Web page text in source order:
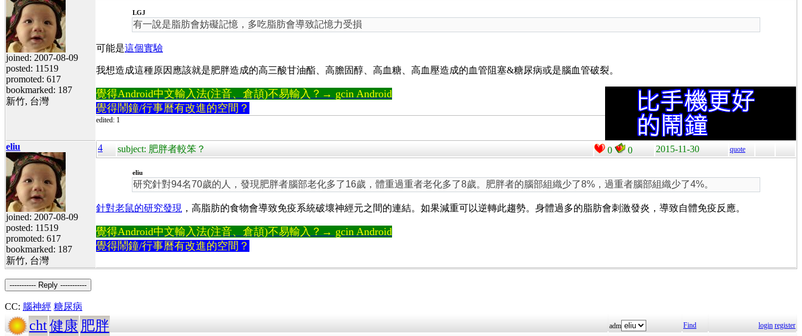
joined: 2007-08-09
posted: 11519
promoted: 617
bookmarked: 187
新竹, 台灣
LGJ
有一說是脂肪會妨礙記憶，多吃脂肪會導致記憶力受損
可能是這個實驗
我想造成這種原因應該就是肥胖造成的高三酸甘油酯、高膽固醇、高血糖、高血壓造成的血管阻塞&糖尿病或是腦血管破裂。
覺得Android中文輸入法(注音、倉頡)不易輸入？→ gcin Android
覺得鬧鐘/行事曆有改進的空間？
edited: 1
eliu
joined: 2007-08-09
posted: 11519
promoted: 617
bookmarked: 187
新竹, 台灣
4 subject: 肥胖者較笨？ 0 0 2015-11-30 quote
eliu
研究針對94名70歲的人，發現肥胖者腦部老化多了16歲，體重過重者老化多了8歲。肥胖者的腦部組織少了8%，過重者腦部組織少了4%。
針對老鼠的研究發現 ，高脂肪的食物會導致免疫系統破壞神經元之間的連結。如果減重可以逆轉此趨勢。身體過多的脂肪會刺激發炎，導致自體免疫反應。
覺得Android中文輸入法(注音、倉頡)不易輸入？→ gcin Android
覺得鬧鐘/行事曆有改進的空間？
----------- Reply -----------
CC: 腦神經 糖尿病
cht健康 肥胖 adm Find login register